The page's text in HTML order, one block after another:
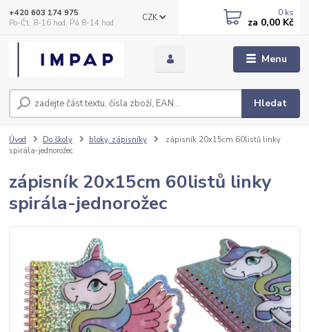
Menu
CZK
Hledat
+420 603 174 975
Po-Čt, 8-16 hod. Pá 8-14 hod.
0 ks
za 0,00 Kč
Úvod Do školy bloky, zápisníky
zápisník 20x15cm 60listů linky
spirála-jednorožec
zápisník 20x15cm 60listů linky
spirála-jednorožec